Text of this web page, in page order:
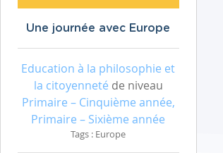
Une journée avec Europe
Education à la philosophie et
la citoyenneté de niveau
Primaire – Cinquième année,
Primaire – Sixième année
Tags : Europe